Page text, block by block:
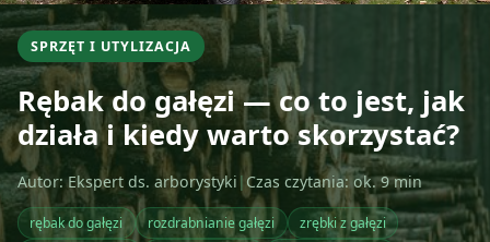
SPRZĘT I UTYLIZACJA
Rębak do gałęzi — co to jest, jak
działa i kiedy warto skorzystać?
Autor: Ekspert ds. arborystyki | Czas czytania: ok. 9 min
rębak do gałęzi rozdrabnianie gałęzi
zrębki z gałęzi